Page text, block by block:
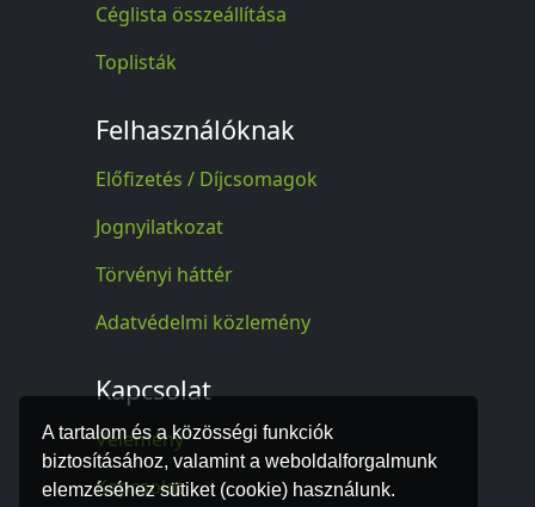
A tartalom és a közösségi funkciók
biztosításához, valamint a weboldalforgalmunk
elemzéséhez sütiket (cookie) használunk.
Céglista összeállítása
Toplisták
Felhasználóknak
Előfizetés / Díjcsomagok
Jognyilatkozat
Törvényi háttér
Adatvédelmi közlemény
Kapcsolat
Vélemény
Kapcsolat